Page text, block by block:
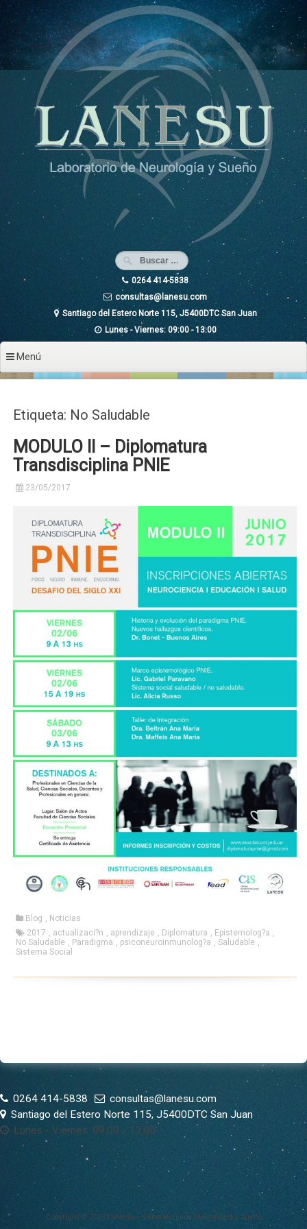
Ir
al
contenido
0264 414-5838
consultas@lanesu.com
Santiago del Estero Norte 115, J5400DTC San Juan
Lunes - Viernes: 09:00 - 13:00
Menú
Etiqueta: No Saludable
MODULO II – Diplomatura
Transdisciplina PNIE
23/05/2017
Blog , Noticias
2017 , actualizaci?n , aprendizaje , Diplomatura , Epistemolog?a ,
No Saludable , Paradigma , psiconeuroinmunolog?a ,Saludable ,
Sistema Social
0264 414-5838
consultas@lanesu.com
Santiago del Estero Norte 115, J5400DTC San Juan
Lunes - Viernes: 09:00 - 13:00
Copyright © 2023 LaNeSu – Laboratorio de Neurología y Sueño